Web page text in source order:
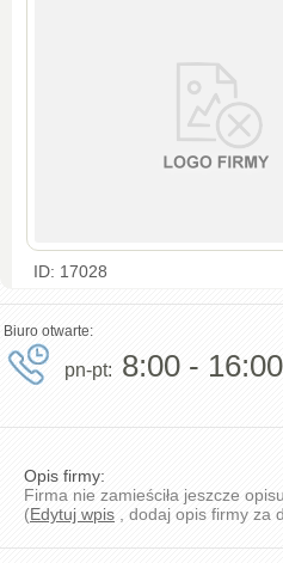
ID: 17028
Biuro otwarte:
pn-pt: 8:00 - 16:00
Opis firmy:
Firma nie zamieściła jeszcze opisu.
(Edytuj wpis , dodaj opis firmy za